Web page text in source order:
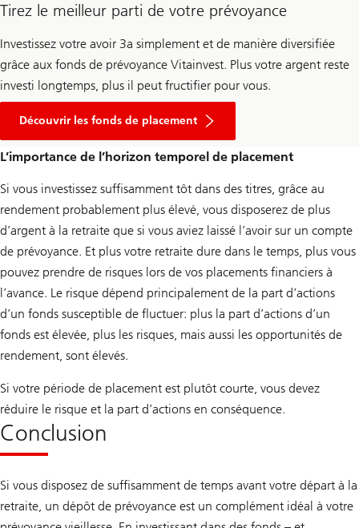
Tirez le meilleur parti de votre prévoyance
Investissez votre avoir 3a simplement et de manière diversifiée
grâce aux fonds de prévoyance Vitainvest. Plus votre argent reste
investi longtemps, plus il peut fructifier pour vous.
Découvrir les fonds de placement
L’importance de l’horizon temporel de placement
Si vous investissez suffisamment tôt dans des titres, grâce au
rendement probablement plus élevé, vous disposerez de plus
d’argent à la retraite que si vous aviez laissé l’avoir sur un compte
de prévoyance. Et plus votre retraite dure dans le temps, plus vous
pouvez prendre de risques lors de vos placements financiers à
l’avance. Le risque dépend principalement de la part d’actions
d’un fonds susceptible de fluctuer: plus la part d’actions d’un
fonds est élevée, plus les risques, mais aussi les opportunités de
rendement, sont élevés.
Si votre période de placement est plutôt courte, vous devez
réduire le risque et la part d’actions en conséquence.
Conclusion
Si vous disposez de suffisamment de temps avant votre départ à la
retraite, un dépôt de prévoyance est un complément idéal à votre